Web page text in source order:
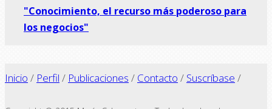
"Conocimiento, el recurso más poderoso para
los negocios"
Inicio / Perfil / Publicaciones / Contacto / Suscríbase /